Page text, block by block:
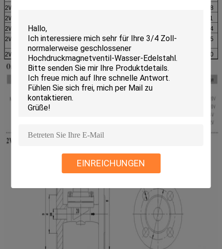
EINREICHUNGEN
2W-32FN
198
2W-40FN
211
2W-50FN
234
2W-40CFN
40 165 150 215
2W-50CFN 195 165 240